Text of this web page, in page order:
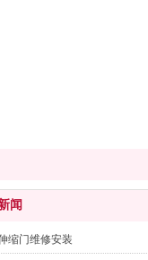
闻
缩门维修安装